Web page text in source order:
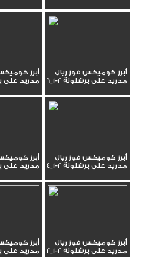
أبرز كوميكس فوز ريال
مدريد على برشلونة 2-1_6
أبرز
مدريد على
أبرز كوميكس فوز ريال
مدريد على برشلونة 2-1_4
أبرز
مدريد على
أبرز كوميكس فوز ريال
مدريد على برشلونة 2-1_2
أبرز
مدريد على